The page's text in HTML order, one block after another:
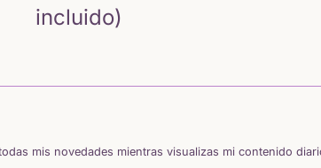
5,64 €
incluido)
mis novedades mientras visualizas mi contenido